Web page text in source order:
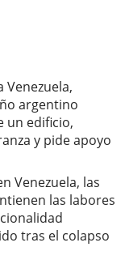
argentino
un edificio,
y pide apoyo
Venezuela, las
las labores
tras el colapso